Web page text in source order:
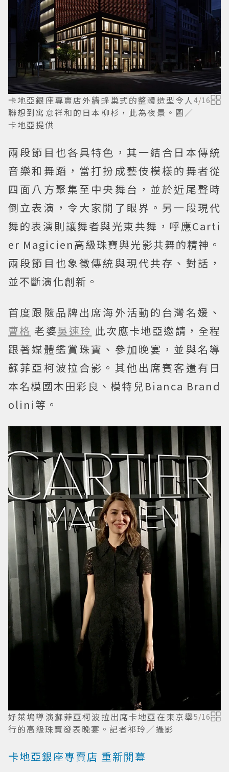
卡地亞銀座專賣店外牆蜂巢式的整體造型令人
聯想到寓意祥和的日本柳杉，此為夜景。圖／
卡地亞提供
4/16
兩段節目也各具特色，其一結合日本傳統
音樂和舞蹈，當打扮成藝伎模樣的舞者從
四面八方聚集至中央舞台，並於近尾聲時
倒立表演，令大家開了眼界。另一段現代
舞的表演則讓舞者與光束共舞，呼應Carti
er Magicien高級珠寶與光影共舞的精神。
兩段節目也象徵傳統與現代共存、對話，
並不斷演化創新。
首度跟隨品牌出席海外活動的台灣名媛、
曹格 老婆吳速玲 此次應卡地亞邀請，全程
跟著媒體鑑賞珠寶、參加晚宴，並與名導
蘇菲亞柯波拉合影。其他出席賓客還有日
本名模國木田彩良、模特兒Bianca Brand
olini等。
好萊塢導演蘇菲亞柯波拉出席卡地亞在東京舉
行的高級珠寶發表晚宴。記者祁玲／攝影
5/16
卡地亞銀座專賣店 重新開幕